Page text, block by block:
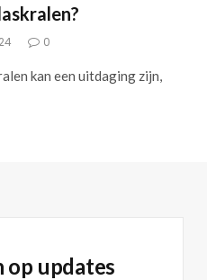
0
kan een uitdaging zijn,
op updates